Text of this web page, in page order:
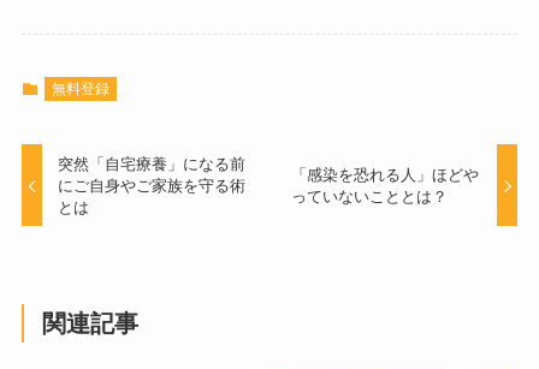
無料登録
突然「自宅療養」になる前
にご自身やご家族を守る術
とは
「感染を恐れる人」ほどや
っていないこととは？
関連記事